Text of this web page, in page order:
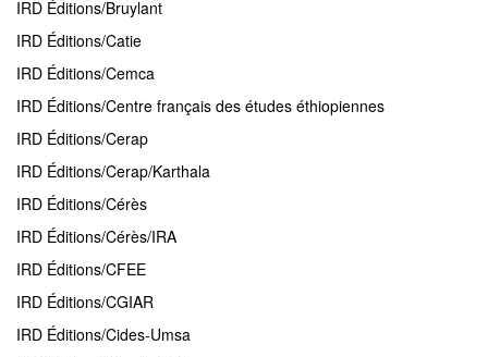
IRD Éditions/Bruylant
IRD Éditions/Catie
IRD Éditions/Cemca
IRD Éditions/Centre français des études éthiopiennes
IRD Éditions/Cerap
IRD Éditions/Cerap/Karthala
IRD Éditions/Cérès
IRD Éditions/Cérès/IRA
IRD Éditions/CFEE
IRD Éditions/CGIAR
IRD Éditions/Cides-Umsa